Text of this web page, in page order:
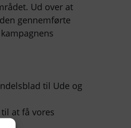
Ud over at
gennemførte
til Ude og
at få vores